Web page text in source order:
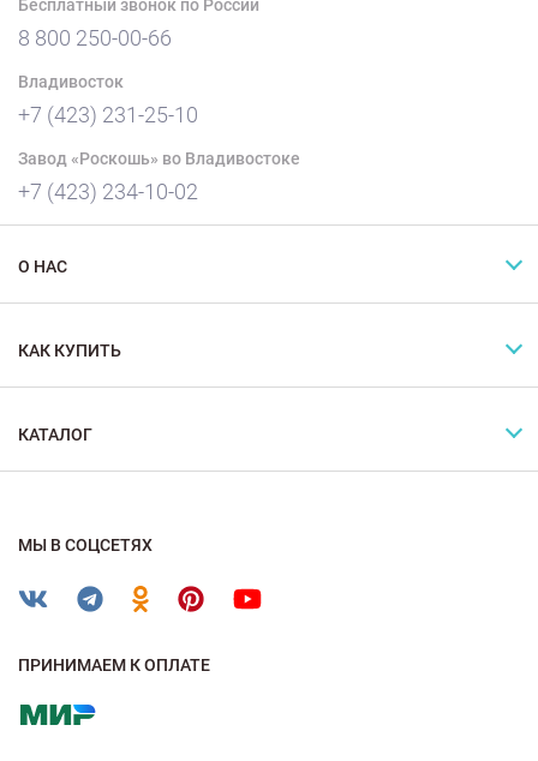
Бесплатный звонок по России
8 800 250-00-66
Владивосток
+7 (423) 231-25-10
Завод «Роскошь» во Владивостоке
+7 (423) 234-10-02
О НАС
КАК КУПИТЬ
КАТАЛОГ
МЫ В СОЦСЕТЯХ
ПРИНИМАЕМ К ОПЛАТЕ